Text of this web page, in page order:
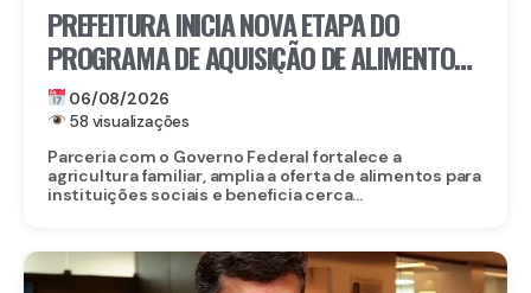
PREFEITURA INICIA NOVA ETAPA DO
PROGRAMA DE AQUISIÇÃO DE ALIMENTOS E
ANUNCIA CRIAÇÃO DO PAA RECIFE
06/08/2026
58 visualizações
Parceria com o Governo Federal fortalece a
agricultura familiar, amplia a oferta de alimentos para
instituições sociais e beneficia cerca...